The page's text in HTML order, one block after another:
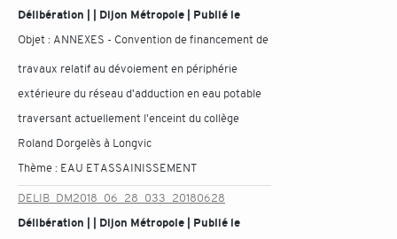
Délibération | | Dijon Métropole | Publié le
Objet : ANNEXES - Convention de financement de
travaux relatif au dévoiement en périphérie
extérieure du réseau d'adduction en eau potable
traversant actuellement l'enceint du collège
Roland Dorgelès à Longvic
Thème : EAU ET ASSAINISSEMENT
DELIB_DM2018_06_28_033_20180628
Délibération | | Dijon Métropole | Publié le